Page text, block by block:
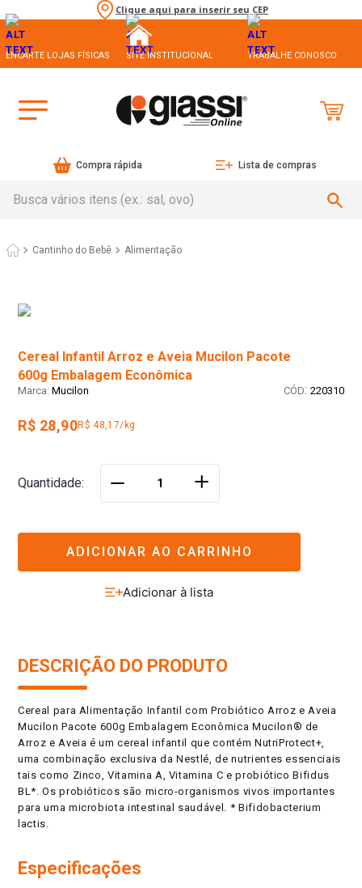
Clique aqui para inserir seu CEP
ENCARTE LOJAS FÍSICAS SITE INSTITUCIONAL TRABALHE CONOSCO
Compra rápida Lista de compras
Cantinho do Bebê Alimentação
Cereal Infantil Arroz e Aveia Mucilon Pacote
600g Embalagem Econômica
Mucilon : 220310
R$ 28,90R$ 48,17/kg
Quantidade ＋
ADICIONAR AO CARRINHO
DESCRIÇÃO DO PRODUTO
Cereal para Alimentação Infantil com Probiótico Arroz e Aveia
Mucilon Pacote 600g Embalagem Econômica Mucilon® de
Arroz e Aveia é um cereal infantil que contém NutriProtect+,
uma combinação exclusiva da Nestlé, de nutrientes essenciais
tais como Zinco, Vitamina A, Vitamina C e probiótico Bifidus
BL*. Os probióticos são micro-organismos vivos importantes
para uma microbiota intestinal saudável. * Bifidobacterium
lactis.
Especificações